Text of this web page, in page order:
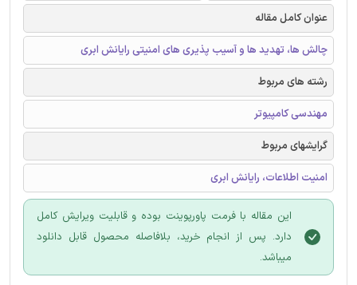
عنوان کامل مقاله
چالش ها، تهدید ها و آسیب پذیری های امنیتی رایانش ابری
رشته های مربوط
مهندسی کامپیوتر
گرایشهای مربوط
امنیت اطلاعات، رایانش ابری
این مقاله با فرمت پاورپوینت بوده و قابلیت ویرایش کامل
دارد. پس از انجام خرید، بلافاصله محصول قابل دانلود
میباشد.